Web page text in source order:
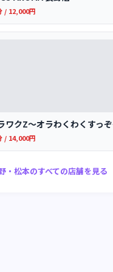
/ 12,000円
ワクZ〜オラわくわくすっ
/ 14,000円
・松本のすべての店舗を見る